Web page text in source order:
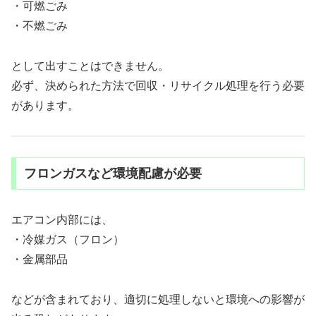
・可燃ごみ
・不燃ごみ
として出すことはできません。
必ず、決められた方法で回収・リサイクル処理を行う必要
があります。
フロンガスなど環境配慮が必要
エアコン内部には、
・冷媒ガス（フロン）
・金属部品
などが含まれており、適切に処理しないと環境への影響が